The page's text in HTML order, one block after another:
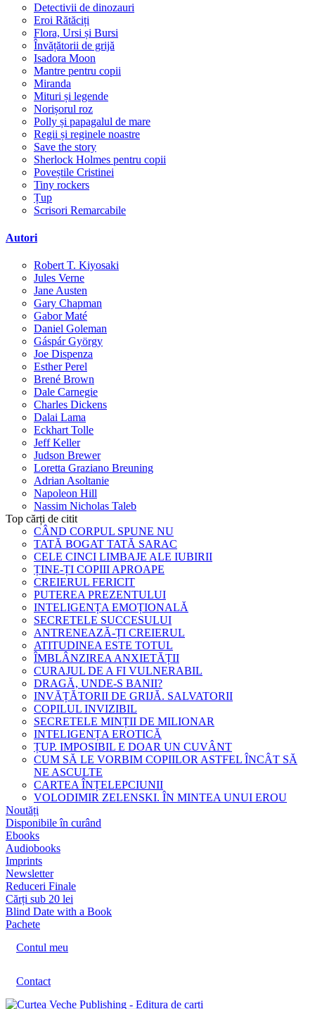
Detectivii de dinozauri
Eroi Rătăciți
Flora, Ursi și Bursi
Învățătorii de grijă
Isadora Moon
Mantre pentru copii
Miranda
Mituri și legende
Norișorul roz
Polly și papagalul de mare
Regii și reginele noastre
Save the story
Sherlock Holmes pentru copii
Poveștile Cristinei
Tiny rockers
Țup
Scrisori Remarcabile
Autori
Robert T. Kiyosaki
Jules Verne
Jane Austen
Gary Chapman
Gabor Maté
Daniel Goleman
Gáspár György
Joe Dispenza
Esther Perel
Brené Brown
Dale Carnegie
Charles Dickens
Dalai Lama
Eckhart Tolle
Jeff Keller
Judson Brewer
Loretta Graziano Breuning
Adrian Asoltanie
Napoleon Hill
Nassim Nicholas Taleb
Top cărți de citit
CÂND CORPUL SPUNE NU
TATĂ BOGAT TATĂ SARAC
CELE CINCI LIMBAJE ALE IUBIRII
ȚINE-ȚI COPIII APROAPE
CREIERUL FERICIT
PUTEREA PREZENTULUI
INTELIGENȚA EMOȚIONALĂ
SECRETELE SUCCESULUI
ANTRENEAZĂ-ȚI CREIERUL
ATITUDINEA ESTE TOTUL
ÎMBLÂNZIREA ANXIETĂȚII
CURAJUL DE A FI VULNERABIL
DRAGĂ, UNDE-S BANII?
INVĂȚĂTORII DE GRIJĂ. SALVATORII
COPILUL INVIZIBIL
SECRETELE MINȚII DE MILIONAR
INTELIGENȚA EROTICĂ
ȚUP. IMPOSIBIL E DOAR UN CUVÂNT
CUM SĂ LE VORBIM COPIILOR ASTFEL ÎNCÂT SĂ
NE ASCULTE
CARTEA ÎNȚELEPCIUNII
VOLODIMIR ZELENSKI. ÎN MINTEA UNUI EROU
Noutăți
Disponibile în curând
Ebooks
Audiobooks
Imprints
Newsletter
Reduceri Finale
Cărți sub 20 lei
Blind Date with a Book
Pachete
Contul meu
Contact